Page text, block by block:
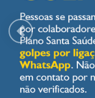
Previous